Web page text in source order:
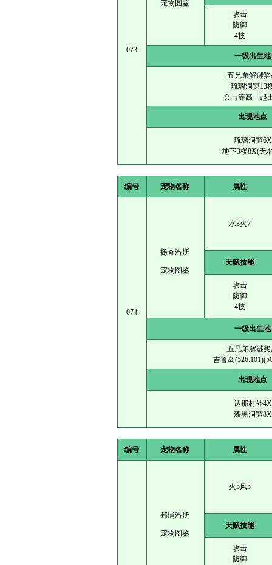
073
宠物图鉴
攻击
防御
4技
一级出生地
五兄弟解谜
琉璃洞窟13
会与等高一起
出现地点
琉璃洞窟6X
地下3楼8X(无
编号 宠物名称 属性
074
扬奇洛斯
宠物图鉴
水3火7
天赋技能
攻击
防御
4技
一级出生地
五兄弟解谜
吉鲁岛
出现地点
达那村外4X
漆黑洞窟8X
编号 宠物名称 属性
邦浦洛斯
宠物图鉴
火5风5
天赋技能
攻击
防御